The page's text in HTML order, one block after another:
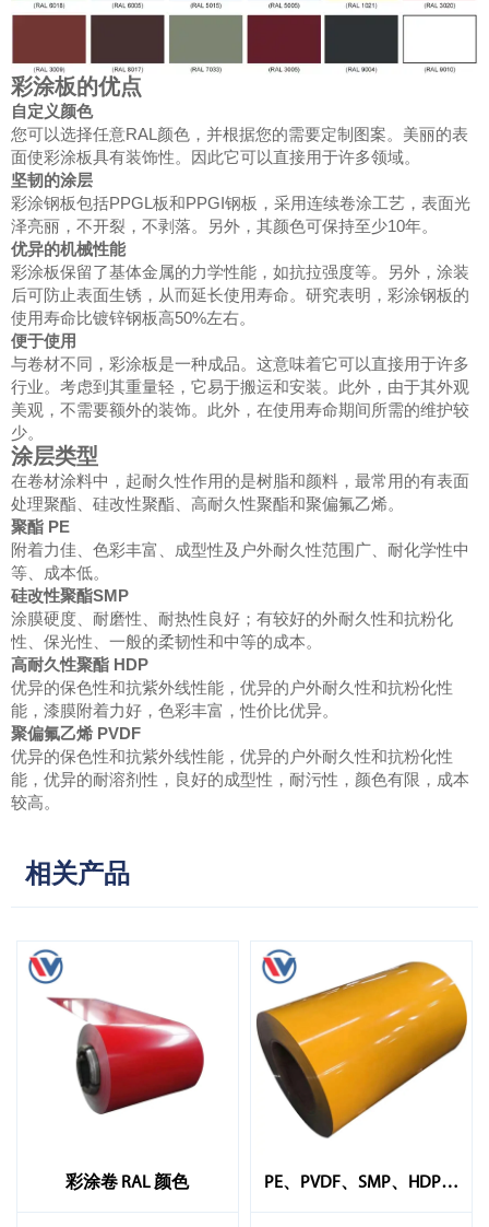
彩涂板的优点
自定义颜色
您可以选择任意RAL颜色，并根据您的需要定制图案。美丽的表
面使彩涂板具有装饰性。因此它可以直接用于许多领域。
坚韧的涂层
彩涂钢板包括PPGL板和PPGI钢板，采用连续卷涂工艺，表面光
泽亮丽，不开裂，不剥落。另外，其颜色可保持至少10年。
优异的机械性能
彩涂板保留了基体金属的力学性能，如抗拉强度等。另外，涂装
后可防止表面生锈，从而延长使用寿命。研究表明，彩涂钢板的
使用寿命比镀锌钢板高50%左右。
便于使用
与卷材不同，彩涂板是一种成品。这意味着它可以直接用于许多
行业。考虑到其重量轻，它易于搬运和安装。此外，由于其外观
美观，不需要额外的装饰。此外，在使用寿命期间所需的维护较
少。
涂层类型
在卷材涂料中，起耐久性作用的是树脂和颜料，最常用的有表面
处理聚酯、硅改性聚酯、高耐久性聚酯和聚偏氟乙烯。
聚酯 PE
附着力佳、色彩丰富、成型性及户外耐久性范围广、耐化学性中
等、成本低。
硅改性聚酯SMP
涂膜硬度、耐磨性、耐热性良好；有较好的外耐久性和抗粉化
性、保光性、一般的柔韧性和中等的成本。
高耐久性聚酯 HDP
优异的保色性和抗紫外线性能，优异的户外耐久性和抗粉化性
能，漆膜附着力好，色彩丰富，性价比优异。
聚偏氟乙烯 PVDF
优异的保色性和抗紫外线性能，优异的户外耐久性和抗粉化性
能，优异的耐溶剂性，良好的成型性，耐污性，颜色有限，成本
较高。
相关产品
彩涂卷 RAL 颜色
PE、PVDF、SMP、HDP彩